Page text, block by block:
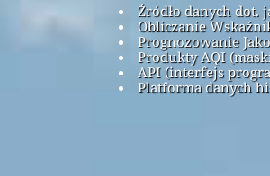
Źródło danych dot.
Obliczanie
Prognozowanie
Produkty AQI
API (interfejs
Platforma danych